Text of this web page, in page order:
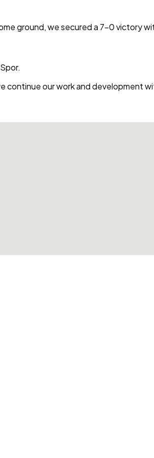
ground, we secured a 7-0 victory
continue our work and development